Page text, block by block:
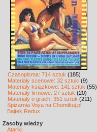
Czasopisma: 714 sztuk (185)
Materiały scenowe: 32 sztuki (9)
Materiały książkowe: 141 sztuk (55)
Materiały firmowe: 27 sztuk (20)
Materiały o grach: 351 sztuk (211)
Spiżarnia Voya na Chomikuj.pl
Bajtek Redux
Zasoby wiedzy
Atariki